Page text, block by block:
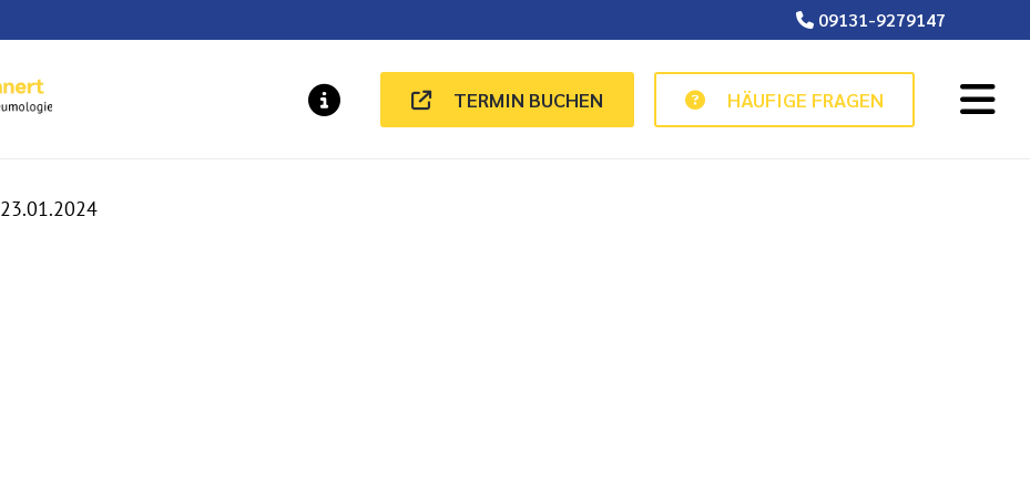
09131-9279147
MELDUNGEN
TERMIN BUCHEN HÄUFIGE FRAGEN
23.01.2024